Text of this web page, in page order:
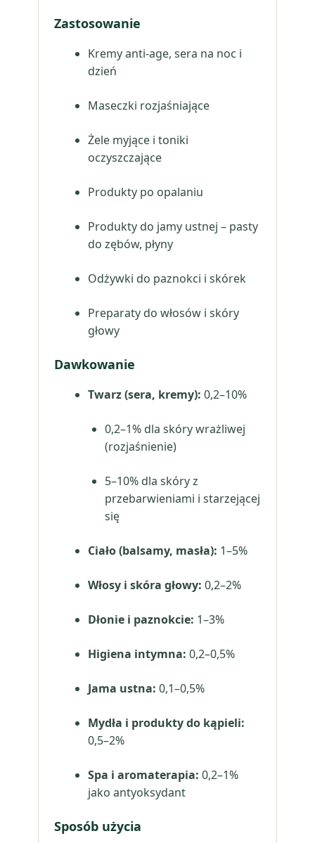
Zastosowanie
Kremy anti-age, sera na noc i
dzień
Maseczki rozjaśniające
Żele myjące i toniki
oczyszczające
Produkty po opalaniu
Produkty do jamy ustnej – pasty
do zębów, płyny
Odżywki do paznokci i skórek
Preparaty do włosów i skóry
głowy
Dawkowanie
Twarz (sera, kremy): 0,2–10%
0,2–1% dla skóry wrażliwej
(rozjaśnienie)
5–10% dla skóry z
przebarwieniami i starzejącej
się
Ciało (balsamy, masła): 1–5%
Włosy i skóra głowy: 0,2–2%
Dłonie i paznokcie: 1–3%
Higiena intymna: 0,2–0,5%
Jama ustna: 0,1–0,5%
Mydła i produkty do kąpieli:
0,5–2%
Spa i aromaterapia: 0,2–1%
jako antyoksydant
Sposób użycia